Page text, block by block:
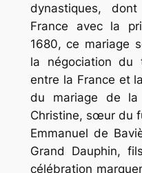
dynastiques,
France avec la
1680, ce mariage
la négociation
entre la France et
du mariage de la
Christine, sœur du
Emmanuel de
Grand Dauphin,
célébration